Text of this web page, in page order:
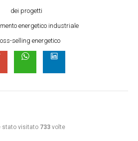
dei progetti
energetico industriale
selling energetico
stato visitato 733 volte